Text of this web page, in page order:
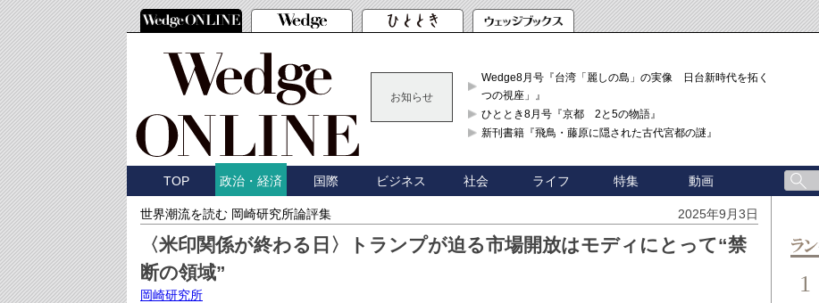
お知らせ
Wedge8月号『台湾「麗しの島」の実像 日台新時代を拓く「3
つの視座」』
ひととき8月号『京都 2と5の物語』
新刊書籍『飛鳥・藤原に隠された古代宮都の謎』
TOP 政治・経済 国際 ビジネス 社会 ライフ 特集 動画
世界潮流を読む 岡崎研究所論評集 2025年9月3日
〈米印関係が終わる日〉トランプが迫る市場開放はモディにとって“禁
断の領域”
岡崎研究所 1